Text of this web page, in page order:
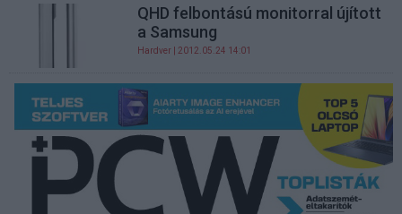
QHD felbontású monitorral újított
a Samsung
Hardver | 2012.05.24 14:01